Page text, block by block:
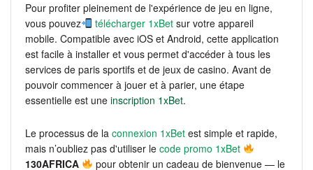
Pour profiter pleinement de l'expérience de jeu en ligne,
vous pouvez
télécharger 1xBet sur votre appareil
mobile. Compatible avec iOS et Android, cette application
est facile à installer et vous permet d'accéder à tous les
services de paris sportifs et de jeux de casino. Avant de
pouvoir commencer à jouer et à parier, une étape
essentielle est une inscription 1xBet.
Le processus de la connexion 1xBet est simple et rapide,
mais n’oubliez pas d'utiliser le code promo 1xBet
130AFRICA
pour obtenir un cadeau de bienvenue — le